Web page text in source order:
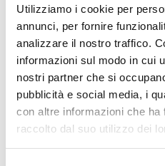
Utilizziamo i cookie per
annunci, per fornire
analizzare il nostro traffico.
informazioni sul modo in cui
nostri partner che si
pubblicità e social media, i
con altre informazioni che ha
raccolto dal suo utilizzo dei
Istituto Paritario S. Freud –
paritaria: Istituto Tecnico
Turismo, Liceo delle Scienze
Via Accademia, 26/29 Milano – Viale
02.29409829– www.istitutofreud.it
Scuola Superiore Paritaria Milano
Milano
Scuola Privata Turismo Milano-
indirizzo Economico Sociale
Liceo Scientifico Milano
Contattaci per maggiori